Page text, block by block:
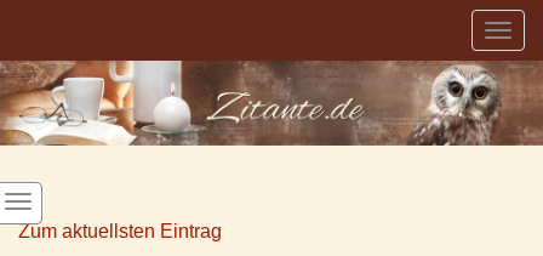
Zum aktuellsten Eintrag